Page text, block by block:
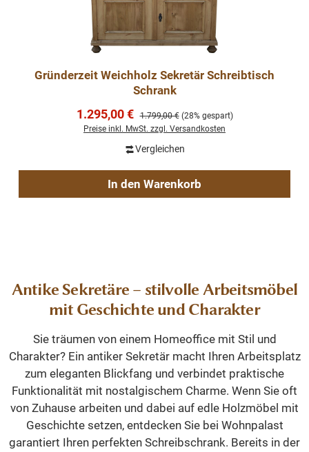
Gründerzeit Weichholz Sekretär Schreibtisch
Schrank
Verkaufspreis:
1.295,00 € Regulärer Preis:
1.799,00 € (28% gespart)
Preise inkl. MwSt. zzgl. Versandkosten
Vergleichen
In den Warenkorb
Antike Sekretäre – stilvolle Arbeitsmöbel
mit Geschichte und Charakter
Sie träumen von einem Homeoffice mit Stil und
Charakter? Ein antiker Sekretär macht Ihren Arbeitsplatz
zum eleganten Blickfang und verbindet praktische
Funktionalität mit nostalgischem Charme. Wenn Sie oft
von Zuhause arbeiten und dabei auf edle Holzmöbel mit
Geschichte setzen, entdecken Sie bei Wohnpalast
garantiert Ihren perfekten Schreibschrank. Bereits in der